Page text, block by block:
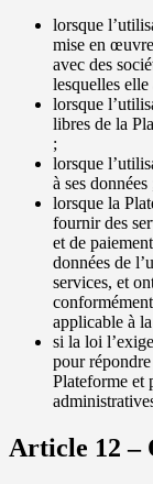
lorsque
mise en
avec des
lesquelles
lorsque
libres de la
;
lorsque
à ses données
lorsque la
fournir des
et de
données de
services, et
applicable à
si la loi
pour
Plateforme et
Article 12 –